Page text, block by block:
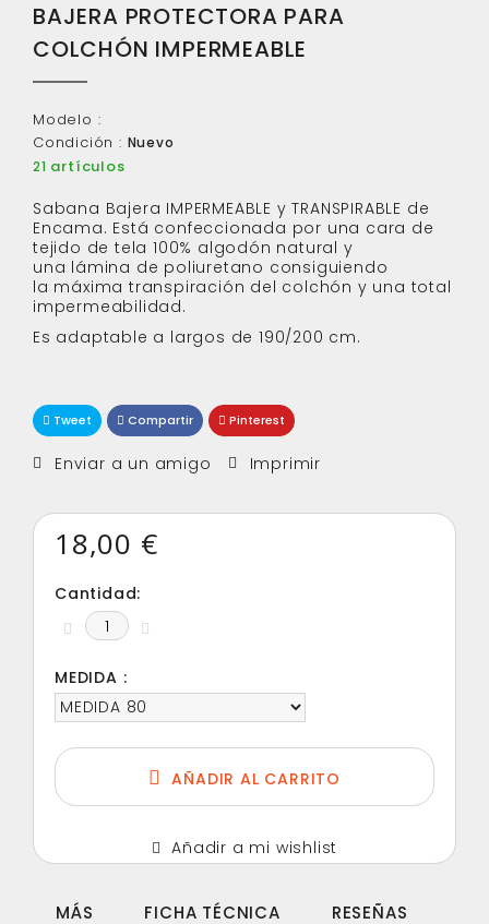
BAJERA PROTECTORA PARA
COLCHÓN IMPERMEABLE
Modelo :
Condición : Nuevo
21 artículos
Sabana Bajera IMPERMEABLE y TRANSPIRABLE de
Encama. Está confeccionada por una cara de
tejido de tela 100% algodón natural y
una lámina de poliuretano consiguiendo
la máxima transpiración del colchón y una total
impermeabilidad.
Es adaptable a largos de 190/200 cm.
Tweet Compartir Pinterest
Enviar a un amigo Imprimir
18,00 €
Cantidad:
MEDIDA :
AÑADIR AL CARRITO
Añadir a mi wishlist
MÁS FICHA TÉCNICA RESEÑAS